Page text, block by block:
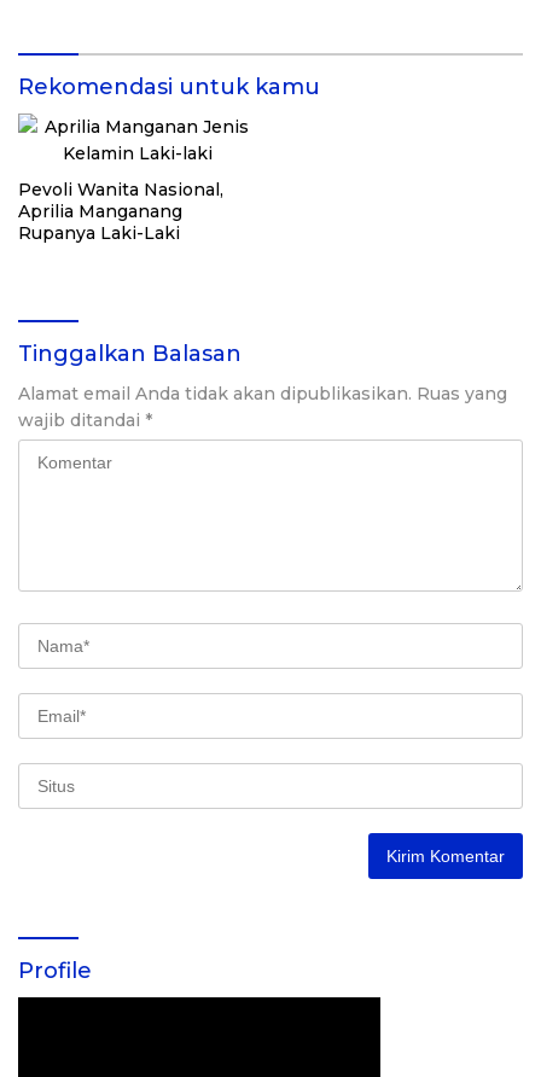
Rekomendasi untuk kamu
Pevoli Wanita Nasional,
Aprilia Manganang
Rupanya Laki-Laki
Tinggalkan Balasan
Alamat email Anda tidak akan dipublikasikan. Ruas yang
wajib ditandai *
Profile